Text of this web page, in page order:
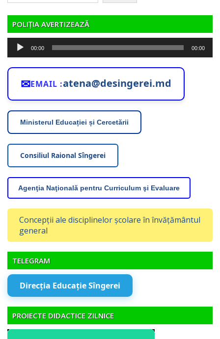
POLIȚIA AVERTIZEAZĂ
Player
audio
00:00 00:00
✉EMAIL :atena@desingerei.md
Ministerul Educației și Cercetării
Consiliul Raional Sîngerei
Agenţia Naţională pentru Curriculum şi Evaluare
Concepții ale disciplinelor școlare în învățământul
general
TELEGRAM
Direcția Educație Sîngerei
PROIECTE DIDACTICE ZILNICE